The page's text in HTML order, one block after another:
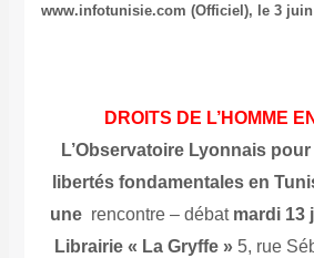
www.infotunisie.com (Officiel), le 3 juin
DROITS DE L’HOMME
L’Observatoire Lyonnais
libertés fondamentales en
une rencontre – débat mardi 13
Librairie « La Gryffe » 5, rue